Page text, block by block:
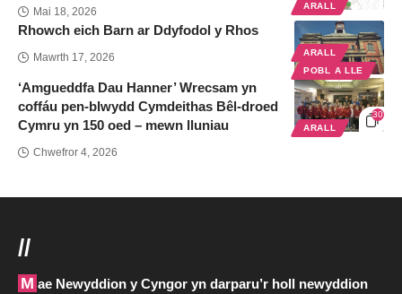
ARALL
Mai 18, 2026
ARALL
POBL A LLE
Rhowch eich Barn ar Ddyfodol y Rhos
Mawrth 17, 2026
30
ARALL
‘Amgueddfa Dau Hanner’ Wrecsam yn
coffáu pen-blwydd Cymdeithas Bêl-droed
Cymru yn 150 oed – mewn lluniau
Chwefror 4, 2026
//
Mae Newyddion y Cyngor yn darparu’r holl newyddion